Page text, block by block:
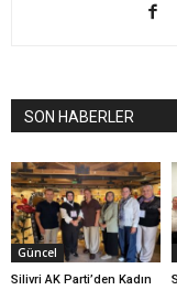
SON HABERLER
Güncel
Silivri AK Parti’den Kadın